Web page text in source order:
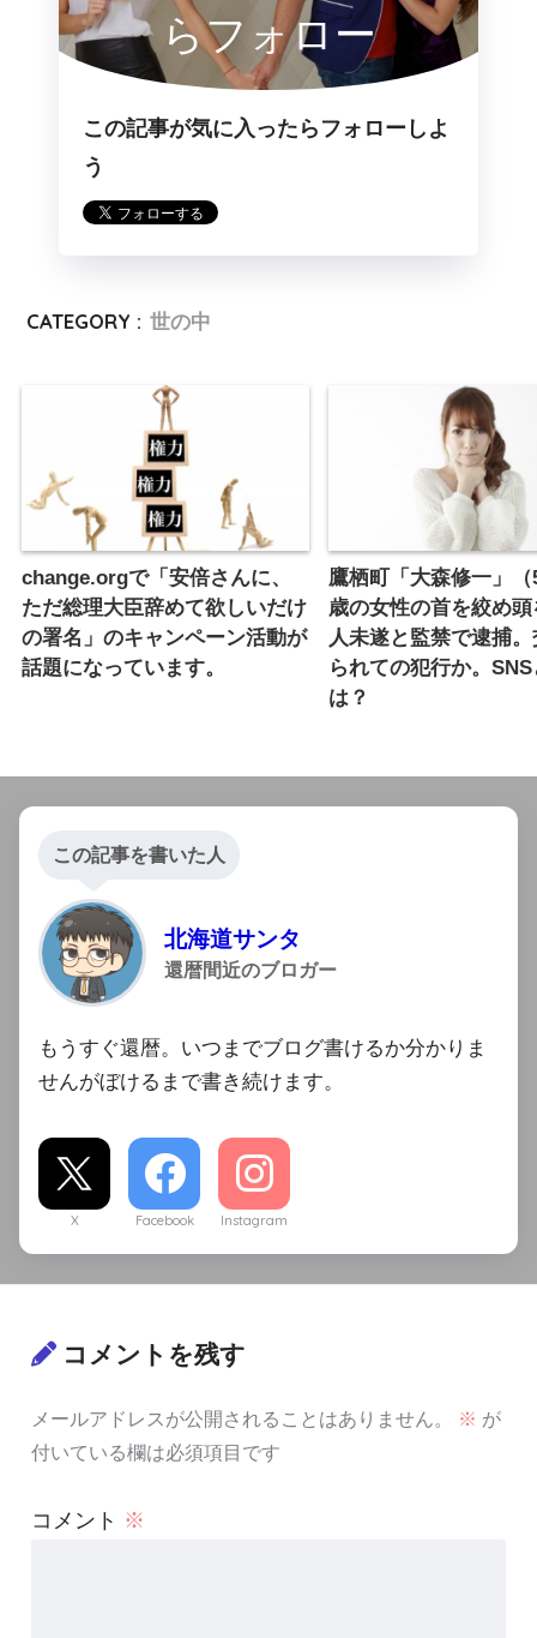
らフォロー
この記事が気に入ったらフォローしよ
う
CATEGORY : 世の中
change.orgで「安倍さんに、
ただ総理大臣辞めて欲しいだけ
の署名」のキャンペーン活動が
話題になっています。
鷹栖町「大森修一」（
歳の女性の首を絞め
人未遂と監禁で逮捕
られての犯行か。
は？
この記事を書いた人
北海道サンタ
還暦間近のブロガー
もうすぐ還暦。いつまでブログ書けるか分かりま
せんがぼけるまで書き続けます。
X Facebook Instagram
コメントを残す
メールアドレスが公開されることはありません。 ※ が
付いている欄は必須項目です
コメント ※